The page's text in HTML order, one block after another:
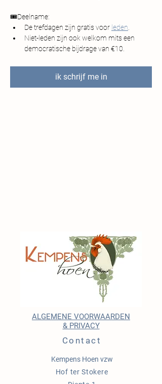
🎟️Deelname:
De trefdagen zijn gratis voor leden
Niet-leden zijn ook welkom mits een
democratische bijdrage van €10.
ik schrijf me in
ALGEMENE VOORWAARDEN
& PRIVACY
Contact
Kempens Hoen vzw
Hof ter Stokere